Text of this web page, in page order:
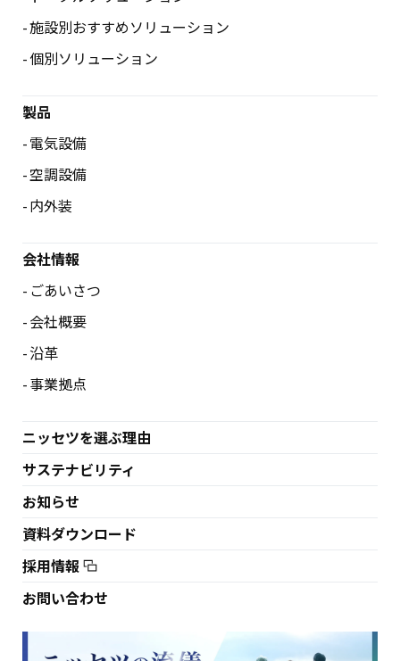
施設別おすすめソリューション
個別ソリューション
製品
電気設備
空調設備
内外装
会社情報
ごあいさつ
会社概要
沿革
事業拠点
ニッセツを選ぶ理由
サステナビリティ
お知らせ
資料ダウンロード
採用情報
お問い合わせ